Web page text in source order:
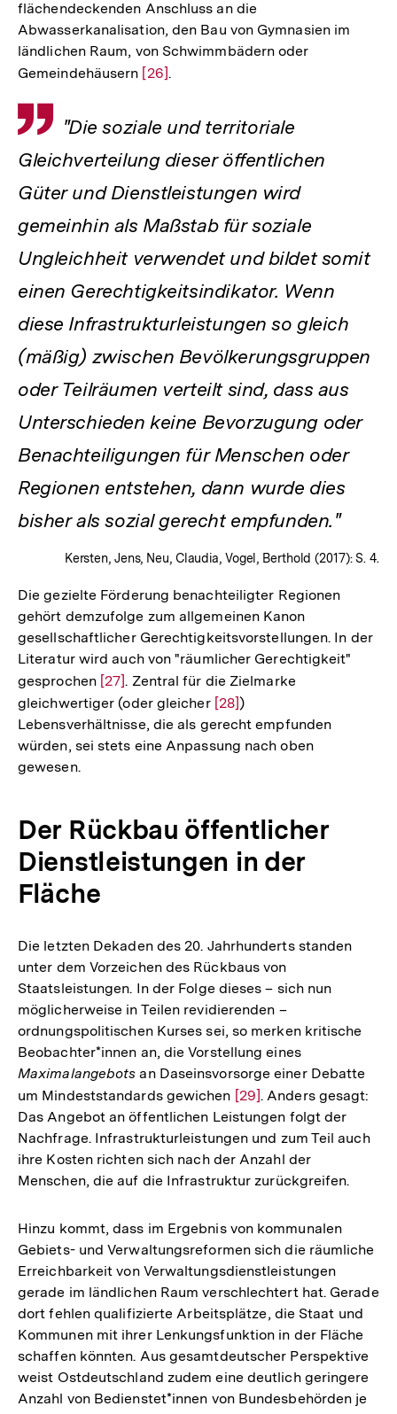
Fußnote
flächendeckenden Anschluss an die
Abwasserkanalisation, den Bau von Gymnasien im
ländlichen Raum, von Schwimmbädern oder
Gemeindehäusern Zur
der
[26].
Zitat
"Die soziale und territoriale
Gleichverteilung dieser öffentlichen
Güter und Dienstleistungen wird
gemeinhin als Maßstab für soziale
Ungleichheit verwendet und bildet somit
einen Gerechtigkeitsindikator. Wenn
diese Infrastrukturleistungen so gleich
(mäßig) zwischen Bevölkerungsgruppen
oder Teilräumen verteilt sind, dass aus
Unterschieden keine Bevorzugung oder
Benachteiligungen für Menschen oder
Regionen entstehen, dann wurde dies
bisher als sozial gerecht empfunden."
Kersten, Jens, Neu, Claudia, Vogel, Berthold (2017): S. 4.
Die gezielte Förderung benachteiligter Regionen
gehört demzufolge zum allgemeinen Kanon
gesellschaftlicher Gerechtigkeitsvorstellungen. In der
Literatur wird auch von "räumlicher Gerechtigkeit"
gesprochen Zur
Auflösung
der
Fußnote
[27]. Zentral für die Zielmarke
gleichwertiger (oder gleicher Zur
Auflösung
der
[28] )
Lebensverhältnisse, die als gerecht empfunden
würden, sei stets eine Anpassung nach oben
gewesen.
Der Rückbau öffentlicher
Dienstleistungen in der
Fläche
Die letzten Dekaden des 20. Jahrhunderts standen
unter dem Vorzeichen des Rückbaus von
Staatsleistungen. In der Folge dieses – sich nun
möglicherweise in Teilen revidierenden –
ordnungspolitischen Kurses sei, so merken kritische
Beobachter*innen an, die Vorstellung eines
Maximalangebots an Daseinsvorsorge einer Debatte
um Mindeststandards gewichen Zur
Auflösung
der
Fußnote
[29]. Anders gesagt:
Das Angebot an öffentlichen Leistungen folgt der
Nachfrage. Infrastrukturleistungen und zum Teil auch
ihre Kosten richten sich nach der Anzahl der
Menschen, die auf die Infrastruktur zurückgreifen.
Hinzu kommt, dass im Ergebnis von kommunalen
Gebiets- und Verwaltungsreformen sich die räumliche
Erreichbarkeit von Verwaltungsdienstleistungen
gerade im ländlichen Raum verschlechtert hat. Gerade
dort fehlen qualifizierte Arbeitsplätze, die Staat und
Kommunen mit ihrer Lenkungsfunktion in der Fläche
schaffen könnten. Aus gesamtdeutscher Perspektive
weist Ostdeutschland zudem eine deutlich geringere
Anzahl von Bedienstet*innen von Bundesbehörden je